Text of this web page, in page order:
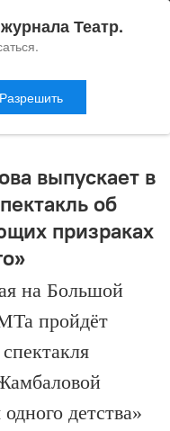
выпускает в
об
призраках
на Большой
пройдёт
детства»
Театр.
Разрешить